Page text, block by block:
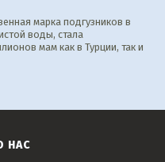
марка подгузников в
воды, стала
мам как в Турции, так и
НАС